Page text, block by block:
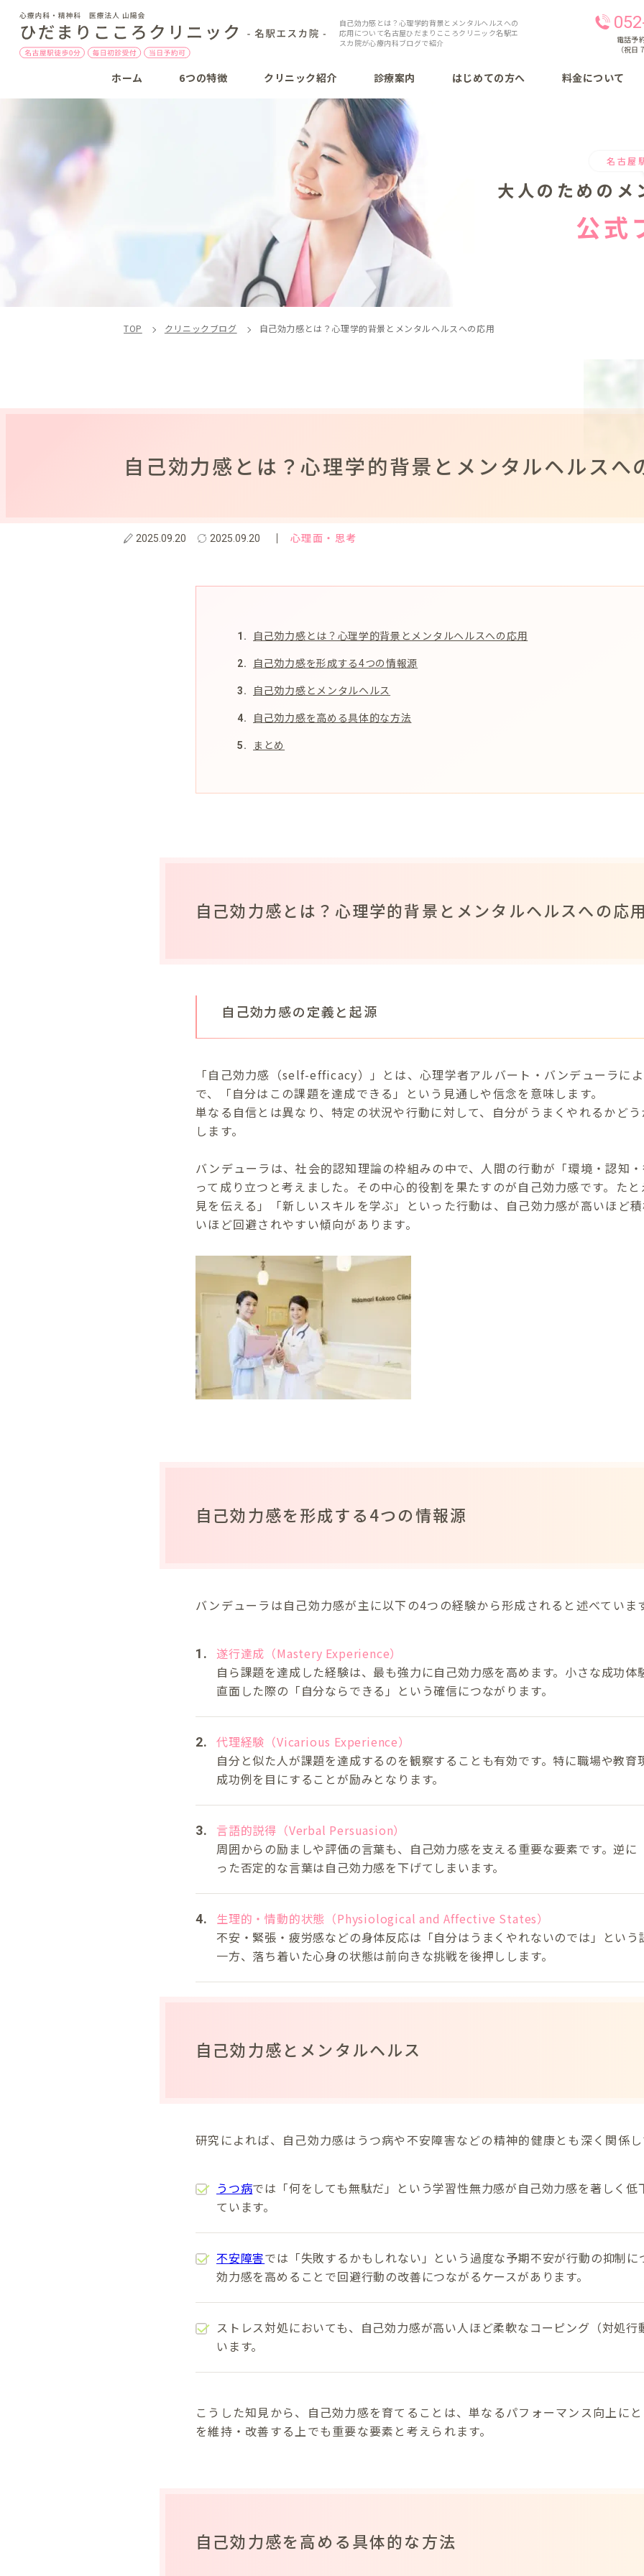
自己効力感とは？心理学的背景とメンタルヘルスへの
応用について名古屋ひだまりこころクリニック名駅エ
スカ院が心療内科ブログで紹介
電話予
（祝
ホーム 6つの特徴 クリニック紹介 診療案内 はじめての方へ 料金について
名古屋
大人のための メ
公式
TOP クリニックブログ 自己効力感とは？心理学的背景とメンタルヘルスへの応用
自己効力感とは？心理学的背景とメンタルヘルスへ
2025.09.20 2025.09.20 心理面・思考
自己効力感とは？心理学的背景とメンタルヘルスへの応用
自己効力感を形成する4つの情報源
自己効力感とメンタルヘルス
自己効力感を高める具体的な方法
まとめ
自己効力感とは？心理学的背景とメンタルヘルスへの応
自己効力感の定義と起源
「自己効力感（self-efficacy）」とは、心理学者アルバート・バンデューラに
で、「自分はこの課題を達成できる」という見通しや信念を意味します。
単なる自信とは異なり、特定の状況や行動に対して、自分がうまくやれるかど
します。
バンデューラは、社会的認知理論の枠組みの中で、人間の行動が「環境・認知
って成り立つと考えました。その中心的役割を果たすのが自己効力感です。た
見を伝える」「新しいスキルを学ぶ」といった行動は、自己効力感が高いほど
いほど回避されやすい傾向があります。
自己効力感を形成する4つの情報源
バンデューラは自己効力感が主に以下の4つの経験から形成されると述べていま
遂行達成（Mastery Experience）
自ら課題を達成した経験は、最も強力に自己効力感を高めます。小さな成功
直面した際の「自分ならできる」という確信につながります。
代理経験（Vicarious Experience）
自分と似た人が課題を達成するのを観察することも有効です。特に職場や教
成功例を目にすることが励みとなります。
言語的説得（Verbal Persuasion）
周囲からの励ましや評価の言葉も、自己効力感を支える重要な要素です。逆
った否定的な言葉は自己効力感を下げてしまいます。
生理的・情動的状態（Physiological and Affective States）
不安・緊張・疲労感などの身体反応は「自分はうまくやれないのでは」とい
一方、落ち着いた心身の状態は前向きな挑戦を後押しします。
自己効力感とメンタルヘルス
研究によれば、自己効力感はうつ病や不安障害などの精神的健康とも深く関係
うつ病では「何をしても無駄だ」という学習性無力感が自己効力感を著しく
ています。
不安障害では「失敗するかもしれない」という過度な予期不安が行動の抑制
効力感を高めることで回避行動の改善につながるケースがあります。
ストレス対処においても、自己効力感が高い人ほど柔軟なコーピング（対処
います。
こうした知見から、自己効力感を育てることは、単なるパフォーマンス向上に
を維持・改善する上でも重要な要素と考えられます。
自己効力感を高める具体的な方法